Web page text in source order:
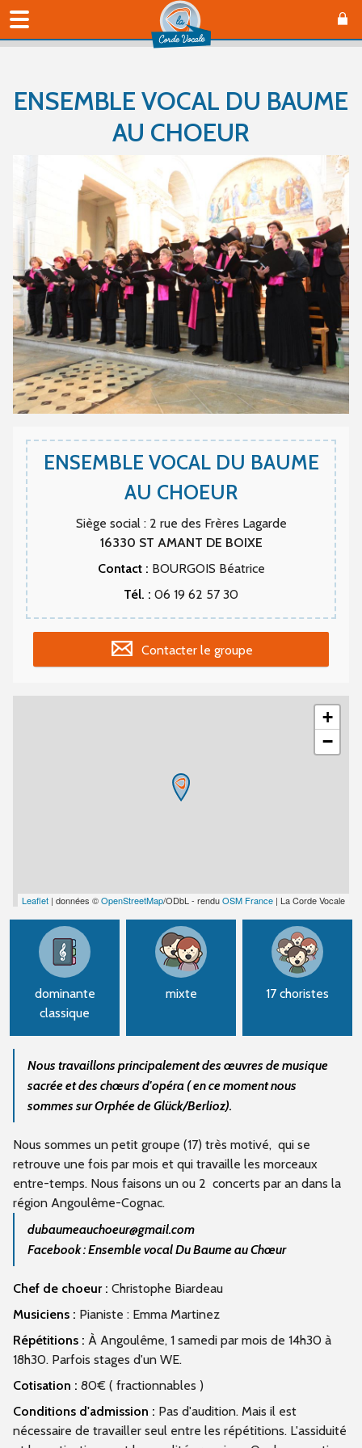
ENSEMBLE VOCAL DU BAUME
AU CHOEUR
ENSEMBLE VOCAL DU BAUME
AU CHOEUR
Siège social : 2 rue des Frères Lagarde
16330 ST AMANT DE BOIXE
Contact : BOURGOIS Béatrice
Tél. : 06 19 62 57 30
Contacter le groupe
+
−
Leaflet | données ©OpenStreetMap/ODbL - renduOSM France | La Corde Vocale
dominante
classique
mixte 17 choristes
Nous travaillons principalement des œuvres de musique
sacrée et des chœurs d'opéra ( en ce moment nous
sommes sur Orphée de Glück/Berlioz).
Nous sommes un petit groupe (17) très motivé, qui se
retrouve une fois par mois et qui travaille les morceaux
entre-temps. Nous faisons un ou 2 concerts par an dans la
région Angoulême-Cognac.
dubaumeauchoeur@gmail.com
Facebook : Ensemble vocal Du Baume au Chœur
Chef de choeur : Christophe Biardeau
Musiciens : Pianiste : Emma Martinez
Répétitions : À Angoulême, 1 samedi par mois de 14h30 à
18h30. Parfois stages d'un WE.
Cotisation : 80€ ( fractionnables )
Conditions d'admission : Pas d'audition. Mais il est
nécessaire de travailler seul entre les répétitions. L'assiduité